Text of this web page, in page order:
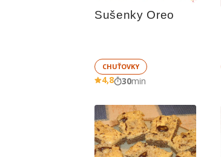
Sušenky Oreo
CHUŤOVKY
4,8 30min